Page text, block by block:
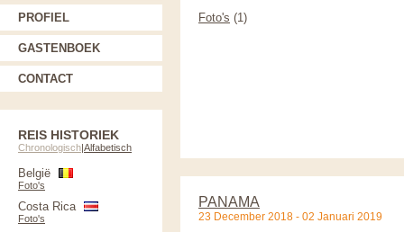
Foto's (1)
PANAMA
23 December 2018 - 02 Januari 2019
PROFIEL
GASTENBOEK
CONTACT
REIS HISTORIEK
Chronologisch|Alfabetisch
België
Foto's
Costa Rica
Foto's